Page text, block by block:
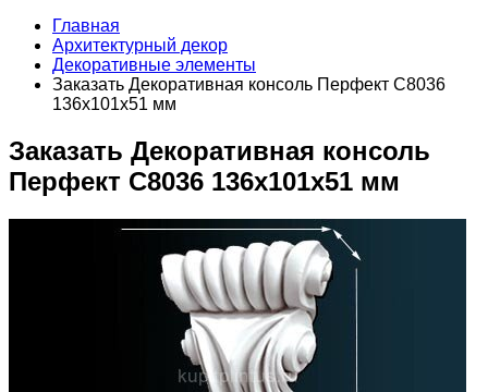
Главная
Архитектурный декор
Декоративные элементы
Заказать Декоративная консоль Перфект C8036
136х101х51 мм
Заказать Декоративная консоль
Перфект C8036 136х101х51 мм